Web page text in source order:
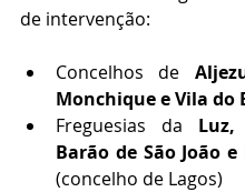
de intervenção:
Concelhos de
Monchique e Vila do
Freguesias da Luz,
Barão de São João
(concelho de Lagos)